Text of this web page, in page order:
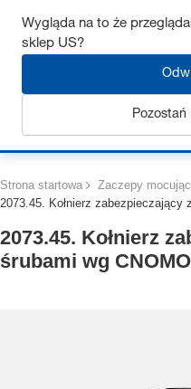
Uzyskaj do 7% zniżki –
Strona startowa
Zaczepy
2073.45. Kołnierz zabezpieczający
2073.45. Kołnierz
śrubami wg CNOMO
Wygląda na to że
sklep US?
Pozostań